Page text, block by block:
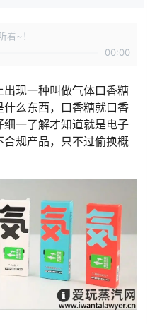
看~！
00:00
现一种叫做气体口香糖
么东西，口香糖就口香
一了解才知道就是电子
规产品，只不过偷换概